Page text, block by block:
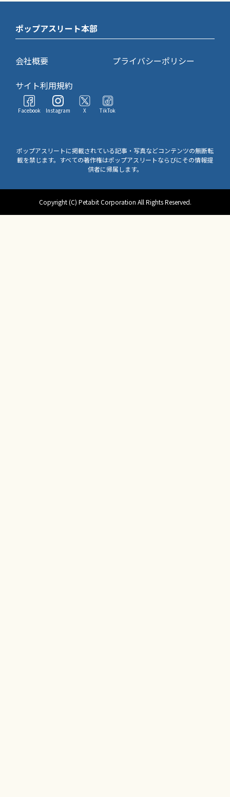
ポップアスリート本部
会社概要
プライバシーポリシー
サイト利用規約
Facebook Instagram X TikTok
ポップアスリートに掲載されている記事・写真などコンテンツの無断転
載を禁じます。すべての著作権はポップアスリートならびにその情報提
供者に帰属します。
Copyright (C) Petabit Corporation All Rights Reserved.